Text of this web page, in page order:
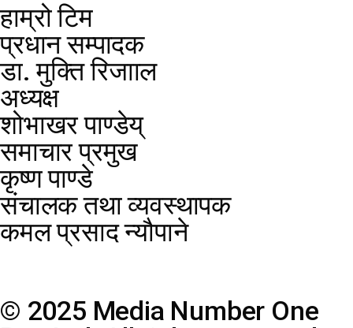
हाम्रो टिम
प्रधान सम्पादक
डा. मुक्ति रिजााल
अध्यक्ष
शोभाखर पाण्डेय्
समाचार प्रमुख
कृष्ण पाण्डे
संचालक तथा व्यवस्थापक
कमल प्रसाद न्यौपाने
© 2025 Media Number One